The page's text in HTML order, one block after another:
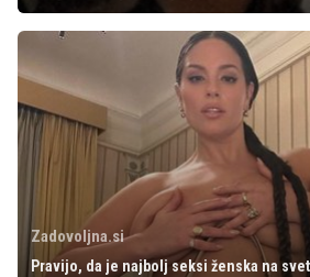
Zadovoljna.si
Pravijo, da je najbolj seksi ženska na